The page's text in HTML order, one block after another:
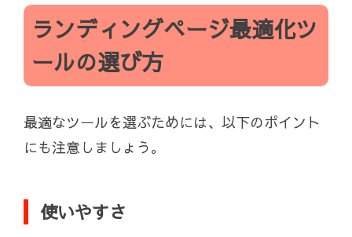
ランディングページ最適化ツ
ールの選び方
最適なツールを選ぶためには、以下のポイント
にも注意しましょう。
使いやすさ